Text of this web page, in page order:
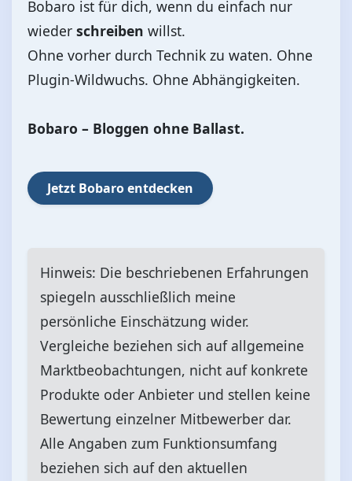
Bobaro ist für dich, wenn du einfach nur
wieder schreiben willst.
Ohne vorher durch Technik zu waten. Ohne
Plugin-Wildwuchs. Ohne Abhängigkeiten.
Bobaro – Bloggen ohne Ballast.
Jetzt Bobaro entdecken
Hinweis: Die beschriebenen Erfahrungen
spiegeln ausschließlich meine
persönliche Einschätzung wider.
Vergleiche beziehen sich auf allgemeine
Marktbeobachtungen, nicht auf konkrete
Produkte oder Anbieter und stellen keine
Bewertung einzelner Mitbewerber dar.
Alle Angaben zum Funktionsumfang
beziehen sich auf den aktuellen